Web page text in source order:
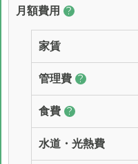
月額費用 ?
家賃
管理費 ?
食費 ?
水道・光熱費